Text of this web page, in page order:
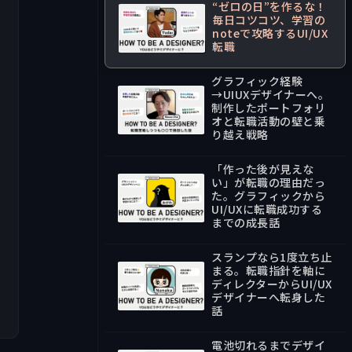
34:17
“ゼロの日”を作るな！
毎日コツコツ、学習の
noteで攻略するUI/UX
転職
36:38
グラフィック経験
→UIUXデザイナーへ。
制作したポートフォリ
オと転職活動の壁と乗
り越え戦略
34:25
「作った後が見えな
い」が転職の理由だっ
た。グラフィックから
UI/UXに転職成功する
までの成長話
41:40
スランプなら1度立ち止
まる。転職指針を軸に
ディレクターからUI/UX
デザイナーへ転身した
話
電池切れるまでデザイ